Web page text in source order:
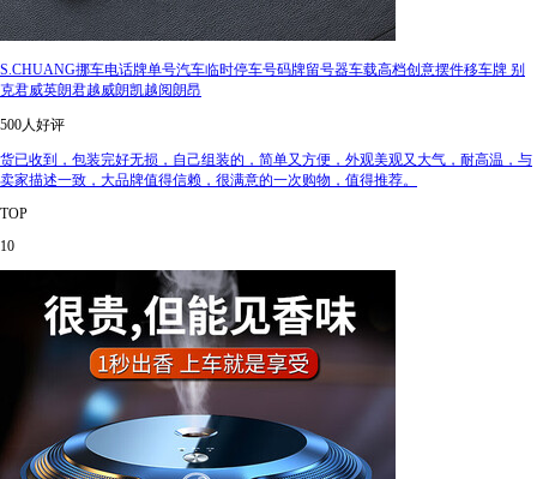
S.CHUANG挪车电话牌单号汽车临时停车号码牌留号器车载高档创意摆件移车牌 别
克君威英朗君越威朗凯越阅朗昂
500人好评
货已收到，包装完好无损，自己组装的，简单又方便，外观美观又大气，耐高温，与
卖家描述一致，大品牌值得信赖，很满意的一次购物，值得推荐。
TOP
10